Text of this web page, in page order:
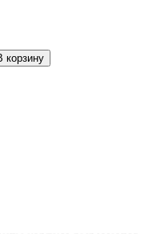
корзину